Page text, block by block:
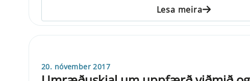
Lesa meira
20. nóvember 2017